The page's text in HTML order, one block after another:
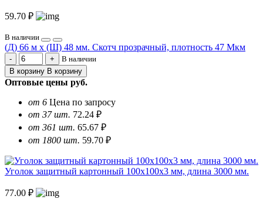
59.70 ₽
В наличии
(Д) 66 м х (Ш) 48 мм. Скотч прозрачный, плотность 47 Мкм
В наличии
В корзину В корзину
Оптовые цены руб.
от 6 Цена по запросу
от 37 шт. 72.24 ₽
от 361 шт. 65.67 ₽
от 1800 шт. 59.70 ₽
Уголок защитный картонный 100х100х3 мм, длина 3000 мм.
77.00 ₽